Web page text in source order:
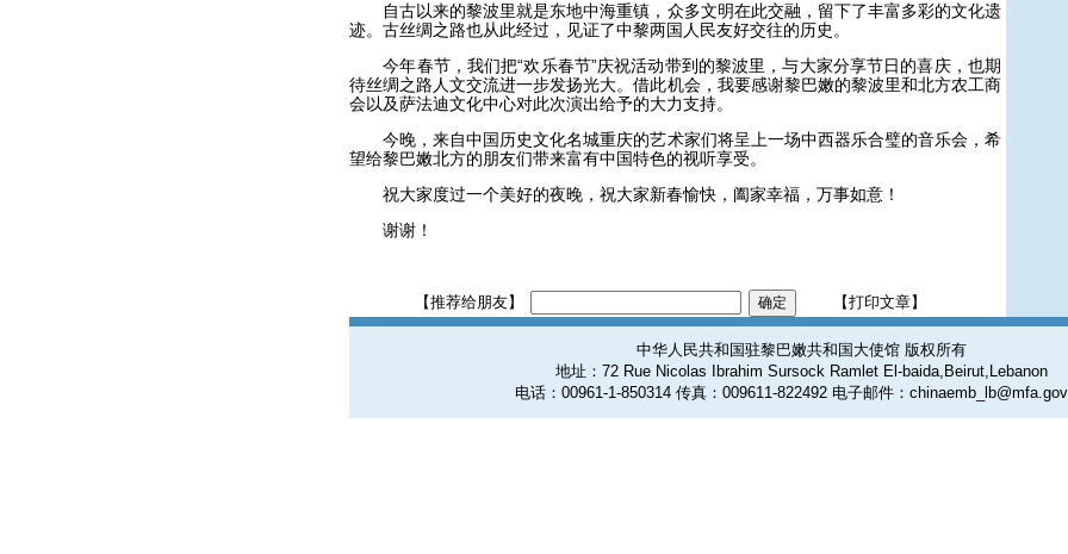
自古以来的黎波里就是东地中海重镇，众多文明在此交融，留下了丰富多彩的文化遗
迹。古丝绸之路也从此经过，见证了中黎两国人民友好交往的历史。
今年春节，我们把“欢乐春节”庆祝活动带到的黎波里，与大家分享节日的喜庆，也期
待丝绸之路人文交流进一步发扬光大。借此机会，我要感谢黎巴嫩的黎波里和北方农工商
会以及萨法迪文化中心对此次演出给予的大力支持。
今晚，来自中国历史文化名城重庆的艺术家们将呈上一场中西器乐合璧的音乐会，希
望给黎巴嫩北方的朋友们带来富有中国特色的视听享受。
祝大家度过一个美好的夜晚，祝大家新春愉快，阖家幸福，万事如意！
谢谢！
【推荐给朋友】 【打印文章】
中华人民共和国驻黎巴嫩共和国大使馆 版权所有
地址：72 Rue Nicolas Ibrahim Sursock Ramlet El-baida,Beirut,Lebanon
电话：00961-1-850314 传真：009611-822492 电子邮件：